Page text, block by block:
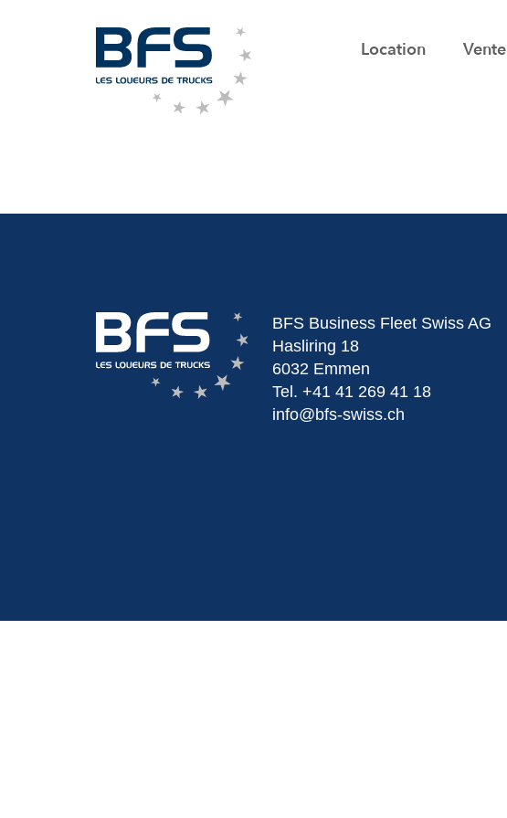
Location Vente
BFS Business Fleet Swiss AG
Hasliring 18
6032 Emmen
Tel.+41 41 269 41 18
info@bfs-swiss.ch